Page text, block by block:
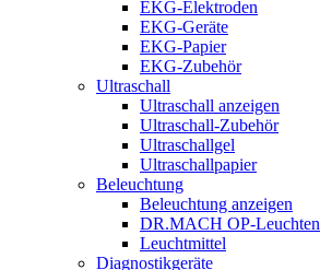
EKG-Elektroden
EKG-Geräte
EKG-Papier
EKG-Zubehör
Ultraschall
Ultraschall anzeigen
Ultraschall-Zubehör
Ultraschallgel
Ultraschallpapier
Beleuchtung
Beleuchtung anzeigen
DR.MACH OP-Leuchten
Leuchtmittel
Diagnostikgeräte